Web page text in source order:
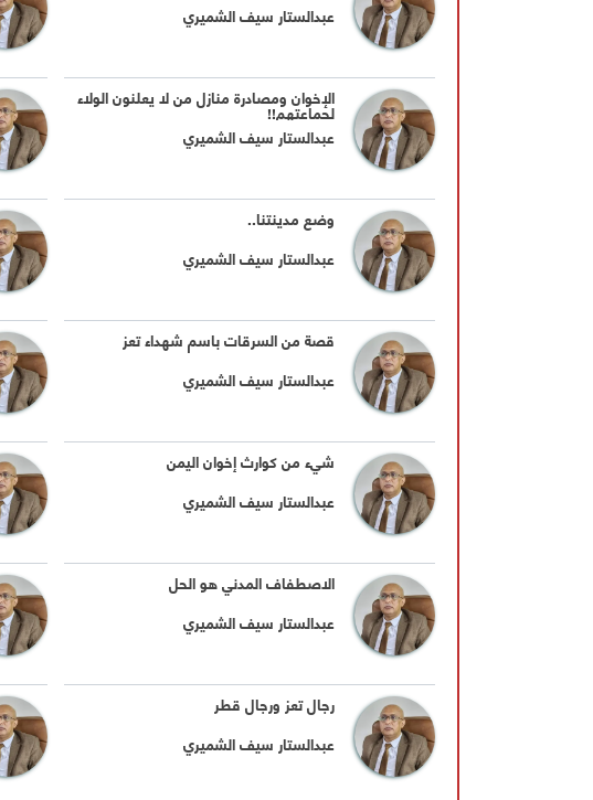
عبدالستار سيف الشميري
الإخوان ومصادرة منازل من لا يعلنون الولاء
لجماعتهم!!
عبدالستار سيف الشميري
وضع مدينتنا..
عبدالستار سيف الشميري
قصة من السرقات باسم شهداء تعز
عبدالستار سيف الشميري
شيء من كوارث إخوان اليمن
عبدالستار سيف الشميري
الاصطفاف المدني هو الحل
عبدالستار سيف الشميري
رجال تعز ورجال قطر
عبدالستار سيف الشميري